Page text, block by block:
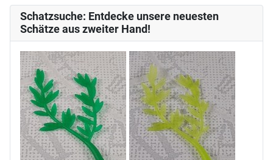
Schatzsuche: Entdecke unsere neuesten
Schätze aus zweiter Hand!